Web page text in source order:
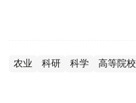
农业 科研 科学 高等院校